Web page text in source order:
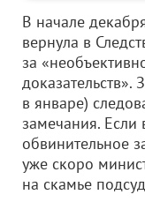
В начале
вернула в
за
доказательств».
в январе)
замечания. Если
обвинительное
уже скоро
на скамье